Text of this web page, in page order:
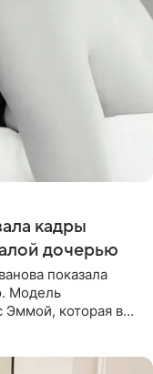
кадры
дочерью
показала
Модель
Эммой, которая в